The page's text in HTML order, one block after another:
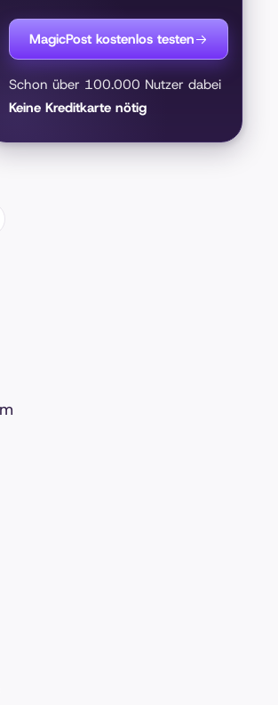
MagicPost kostenlos testen
Schon über 100.000 Nutzer dabei
Keine Kreditkarte nötig